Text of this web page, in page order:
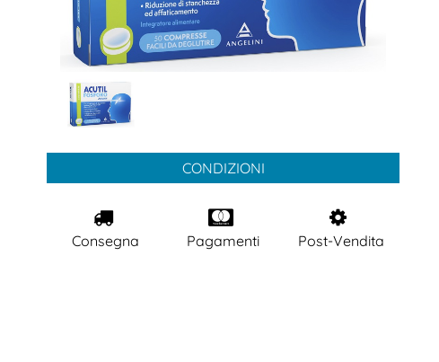
CONDIZIONI
Consegna Pagamenti Post-Vendita